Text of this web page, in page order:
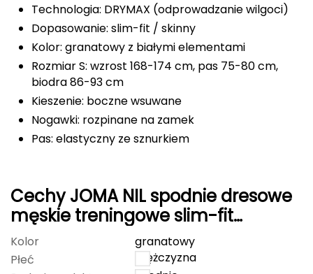
G
GIVOVA
GSI Outdoors
Gear Aid
Gerber
Gilmonte
Giro
Grand Trunk
Technologia: DRYMAX (odprowadzanie wilgoci)
Dopasowanie: slim-fit / skinny
Kolor: granatowy z białymi elementami
Rozmiar S: wzrost 168-174 cm, pas 75-80 cm,
biodra 86-93 cm
Kieszenie: boczne wsuwane
Nogawki: rozpinane na zamek
Pas: elastyczny ze sznurkiem
Cechy JOMA NIL spodnie dresowe
męskie treningowe slim-fit
100165.300 granatowe
Kolor
granatowy
Płeć
mężczyzna